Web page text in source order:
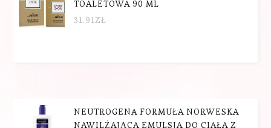
TOALETOWA 90 ML
31.91ZŁ
NEUTROGENA FORMUŁA NORWESKA
NAWILŻAJĄCA EMULSJA DO CIAŁA Z